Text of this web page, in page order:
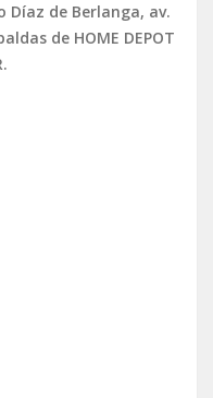
Díaz de Berlanga, av.
de HOME DEPOT